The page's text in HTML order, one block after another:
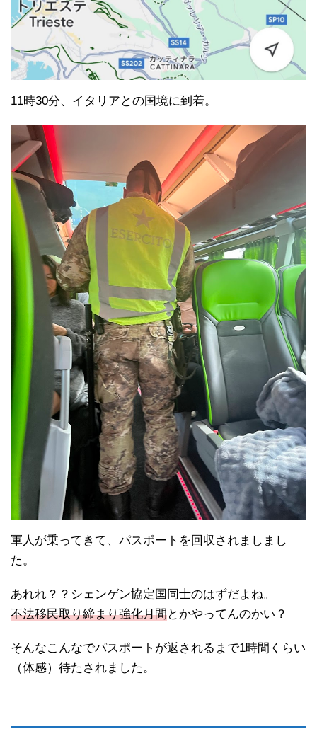
11時30分、イタリアとの国境に到着。
軍人が乗ってきて、パスポートを回収されましまし
た。
あれれ？？シェンゲン協定国同士のはずだよね。
不法移民取り締まり強化月間とかやってんのかい？
そんなこんなでパスポートが返されるまで1時間くらい
（体感）待たされました。